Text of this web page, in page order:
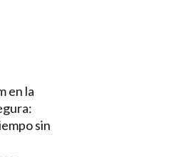
en la
sin